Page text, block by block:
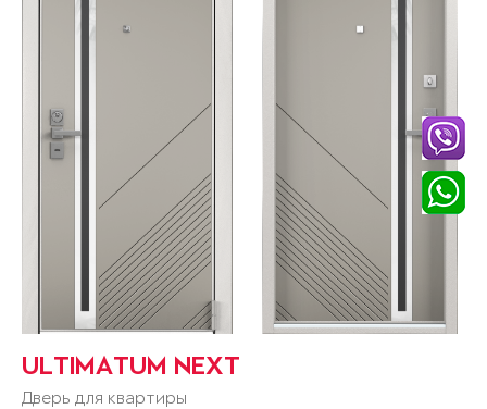
ULTIMATUM NEXT
Дверь для квартиры